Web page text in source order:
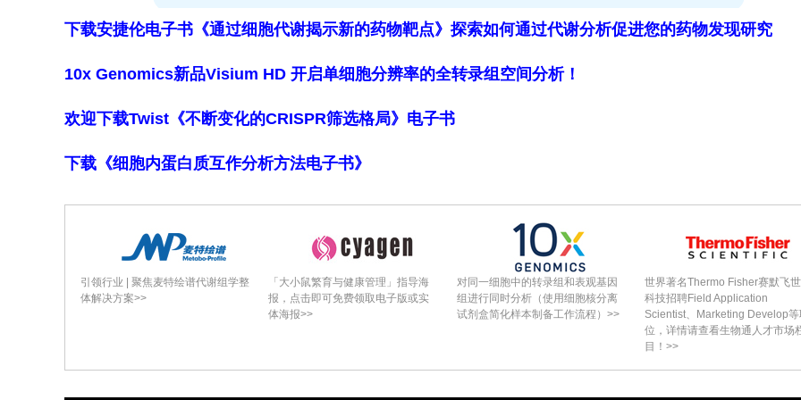
表达显著高于二维单层（p=0.0283），提示三维培养更好地维持内皮表型和细胞-细胞黏附。
管）、EDNRB1（aCap微血管）和BMP6（肺泡修复）等基因表达无显著差异。而在三维网
中加入周细胞后，EDNRB1表达显著上调（p=0.0496），其他标志物无显著变化。周细胞本
身不表达EDNRB1，二维周细胞单层亦不表达任何内皮标志物，因此该上调效应来源于内皮
胞本身。此外，MRC-5胎儿成纤维细胞不能支持内皮网络形成，反而导致网络结构破坏，而
下载安捷伦电子书《通过细胞代谢揭示新的药物靶点》探索如何通过代谢分析促进您的药物发现研究
10x Genomics新品Visium HD 开启单细胞分辨率的全转录组空间分析！
欢迎下载Twist《不断变化的CRISPR筛选格局》电子书
下载《细胞内蛋白质互作分析方法电子书》
引领行业 | 聚焦麦特绘谱代谢组学整
体解决方案>>
「大小鼠繁育与健康管理」指导海
报，点击即可免费领取电子版或实
体海报>>
对同一细胞中的转录组和表观基因
组进行同时分析（使用细胞核分离
试剂盒简化样本制备工作流程）>>
世界著名Thermo Fisher赛默飞
科技招聘Field Application
Scientist、Marketing Develop等
位，详情请查看生物通人才市场
目！>>